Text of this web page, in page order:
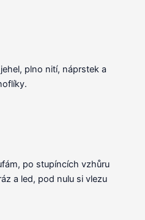
plno nití, náprstek a
po stupíncích vzhůru
a led, pod nulu si vlezu